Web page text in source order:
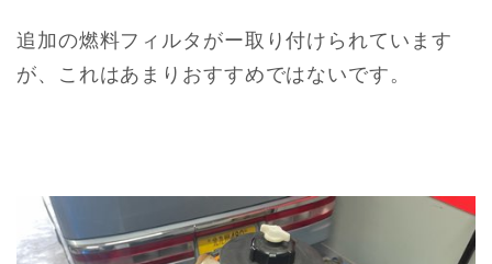
追加の燃料フィルタがー取り付けられています
が、これはあまりおすすめではないです。